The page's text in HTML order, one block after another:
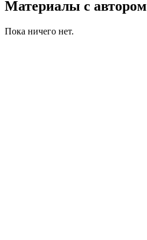
Материалы с автором
Пока ничего нет.